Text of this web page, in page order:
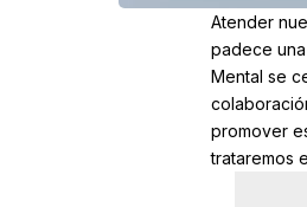
Atender
padece
Mental se
promover
trataremos